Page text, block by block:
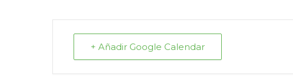
+ Añadir Google Calendar